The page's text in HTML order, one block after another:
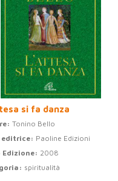
si fa danza
Tonino Bello
editrice: Paoline Edizioni
Edizione: 2008
spiritualità